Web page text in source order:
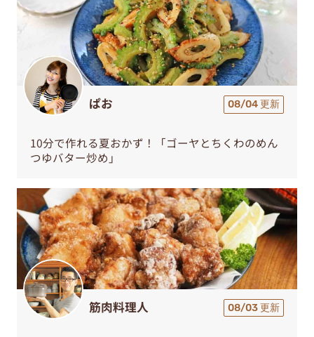
ぱお 08/04 更新
10分で作れる夏おかず！「ゴーヤとちくわのめん
つゆバター炒め」
筋肉料理人 08/03 更新